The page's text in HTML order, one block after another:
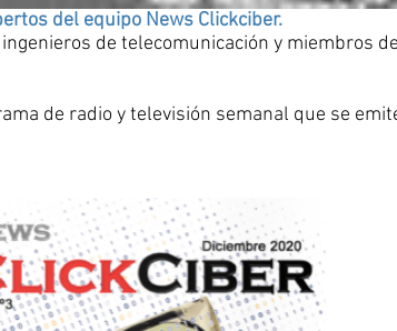
del equipo News Clickciber.
de telecomunicación y miembros
de radio y televisión semanal que se